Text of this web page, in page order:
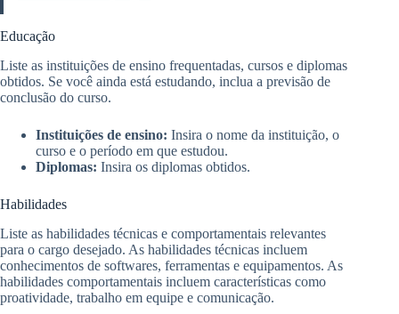
Educação
Liste as instituições de ensino frequentadas, cursos e diplomas
obtidos. Se você ainda está estudando, inclua a previsão de
conclusão do curso.
Instituições de ensino: Insira o nome da instituição, o
curso e o período em que estudou.
Diplomas: Insira os diplomas obtidos.
Habilidades
Liste as habilidades técnicas e comportamentais relevantes
para o cargo desejado. As habilidades técnicas incluem
conhecimentos de softwares, ferramentas e equipamentos. As
habilidades comportamentais incluem características como
proatividade, trabalho em equipe e comunicação.